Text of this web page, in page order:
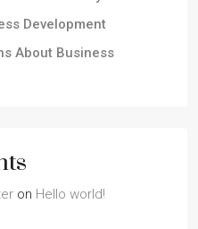
Development
About Business
on Hello world!